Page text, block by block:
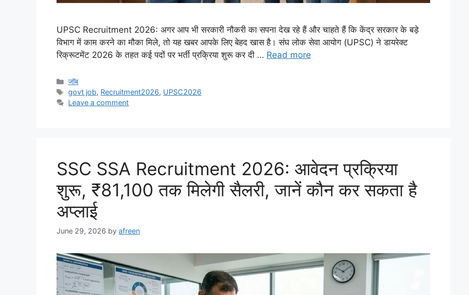
UPSC Recruitment 2026: अगर आप भी सरकारी नौकरी का सपना देख रहे हैं और चाहते हैं कि केंद्र सरकार के बड़े
विभाग में काम करने का मौका मिले, तो यह खबर आपके लिए बेहद खास है। संघ लोक सेवा आयोग (UPSC) ने डायरेक्ट
रिक्रूटमेंट 2026 के तहत कई पदों पर भर्ती प्रक्रिया शुरू कर दी … Read more
Categories
जॉब
Tags
govt job, Recruitment2026, UPSC2026
Leave a comment
SSC SSA Recruitment 2026: आवेदन प्रक्रिया
शुरू, ₹81,100 तक मिलेगी सैलरी, जानें कौन कर सकता है
अप्लाई
June 29, 2026 by afreen